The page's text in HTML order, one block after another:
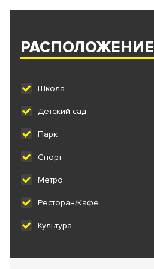
РАСПОЛОЖЕНИЕ
Школа
Детский сад
Парк
Спорт
Метро
Ресторан/Кафе
Культура